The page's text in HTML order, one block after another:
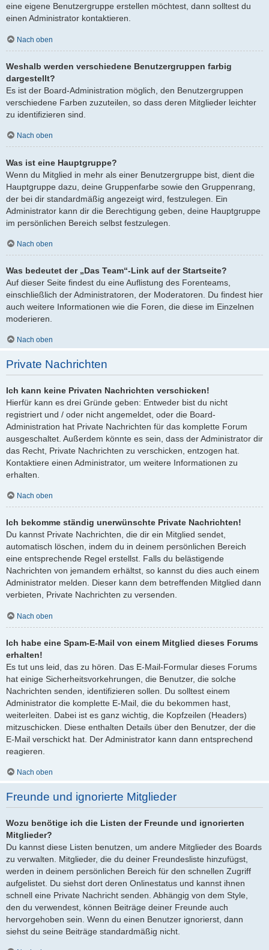
eine eigene Benutzergruppe erstellen möchtest, dann solltest du
einen Administrator kontaktieren.
Nach oben
Weshalb werden verschiedene Benutzergruppen farbig
dargestellt?
Es ist der Board-Administration möglich, den Benutzergruppen
verschiedene Farben zuzuteilen, so dass deren Mitglieder leichter
zu identifizieren sind.
Nach oben
Was ist eine Hauptgruppe?
Wenn du Mitglied in mehr als einer Benutzergruppe bist, dient die
Hauptgruppe dazu, deine Gruppenfarbe sowie den Gruppenrang,
der bei dir standardmäßig angezeigt wird, festzulegen. Ein
Administrator kann dir die Berechtigung geben, deine Hauptgruppe
im persönlichen Bereich selbst festzulegen.
Nach oben
Was bedeutet der „Das Team“-Link auf der Startseite?
Auf dieser Seite findest du eine Auflistung des Forenteams,
einschließlich der Administratoren, der Moderatoren. Du findest hier
auch weitere Informationen wie die Foren, die diese im Einzelnen
moderieren.
Nach oben
Private Nachrichten
Ich kann keine Privaten Nachrichten verschicken!
Hierfür kann es drei Gründe geben: Entweder bist du nicht
registriert und / oder nicht angemeldet, oder die Board-
Administration hat Private Nachrichten für das komplette Forum
ausgeschaltet. Außerdem könnte es sein, dass der Administrator dir
das Recht, Private Nachrichten zu verschicken, entzogen hat.
Kontaktiere einen Administrator, um weitere Informationen zu
erhalten.
Nach oben
Ich bekomme ständig unerwünschte Private Nachrichten!
Du kannst Private Nachrichten, die dir ein Mitglied sendet,
automatisch löschen, indem du in deinem persönlichen Bereich
eine entsprechende Regel erstellst. Falls du belästigende
Nachrichten von jemandem erhältst, so kannst du dies auch einem
Administrator melden. Dieser kann dem betreffenden Mitglied dann
verbieten, Private Nachrichten zu versenden.
Nach oben
Ich habe eine Spam-E-Mail von einem Mitglied dieses Forums
erhalten!
Es tut uns leid, das zu hören. Das E-Mail-Formular dieses Forums
hat einige Sicherheitsvorkehrungen, die Benutzer, die solche
Nachrichten senden, identifizieren sollen. Du solltest einem
Administrator die komplette E-Mail, die du bekommen hast,
weiterleiten. Dabei ist es ganz wichtig, die Kopfzeilen (Headers)
mitzuschicken. Diese enthalten Details über den Benutzer, der die
E-Mail verschickt hat. Der Administrator kann dann entsprechend
reagieren.
Nach oben
Freunde und ignorierte Mitglieder
Wozu benötige ich die Listen der Freunde und ignorierten
Mitglieder?
Du kannst diese Listen benutzen, um andere Mitglieder des Boards
zu verwalten. Mitglieder, die du deiner Freundesliste hinzufügst,
werden in deinem persönlichen Bereich für den schnellen Zugriff
aufgelistet. Du siehst dort deren Onlinestatus und kannst ihnen
schnell eine Private Nachricht senden. Abhängig von dem Style,
den du verwendest, können Beiträge deiner Freunde auch
hervorgehoben sein. Wenn du einen Benutzer ignorierst, dann
siehst du seine Beiträge standardmäßig nicht.